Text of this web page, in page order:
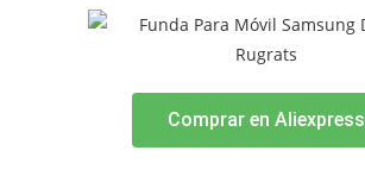
Comprar en Aliexpress